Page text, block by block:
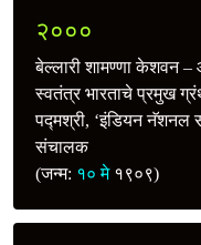
२०००
बेल्लारी शामण्णा केशवन –
स्वतंत्र भारताचे प्रमुख
पद्मश्री, ‘इंडियन नॅशनल
संचालक
(जन्म: १० मे१९०९)